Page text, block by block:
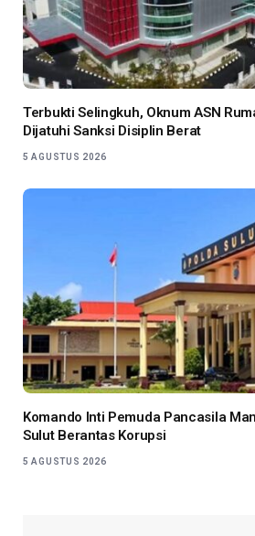
Terbukti Selingkuh, Oknum ASN
Dijatuhi Sanksi Disiplin Berat
5 AGUSTUS 2026
Komando Inti Pemuda Pancasila
Sulut Berantas Korupsi
5 AGUSTUS 2026